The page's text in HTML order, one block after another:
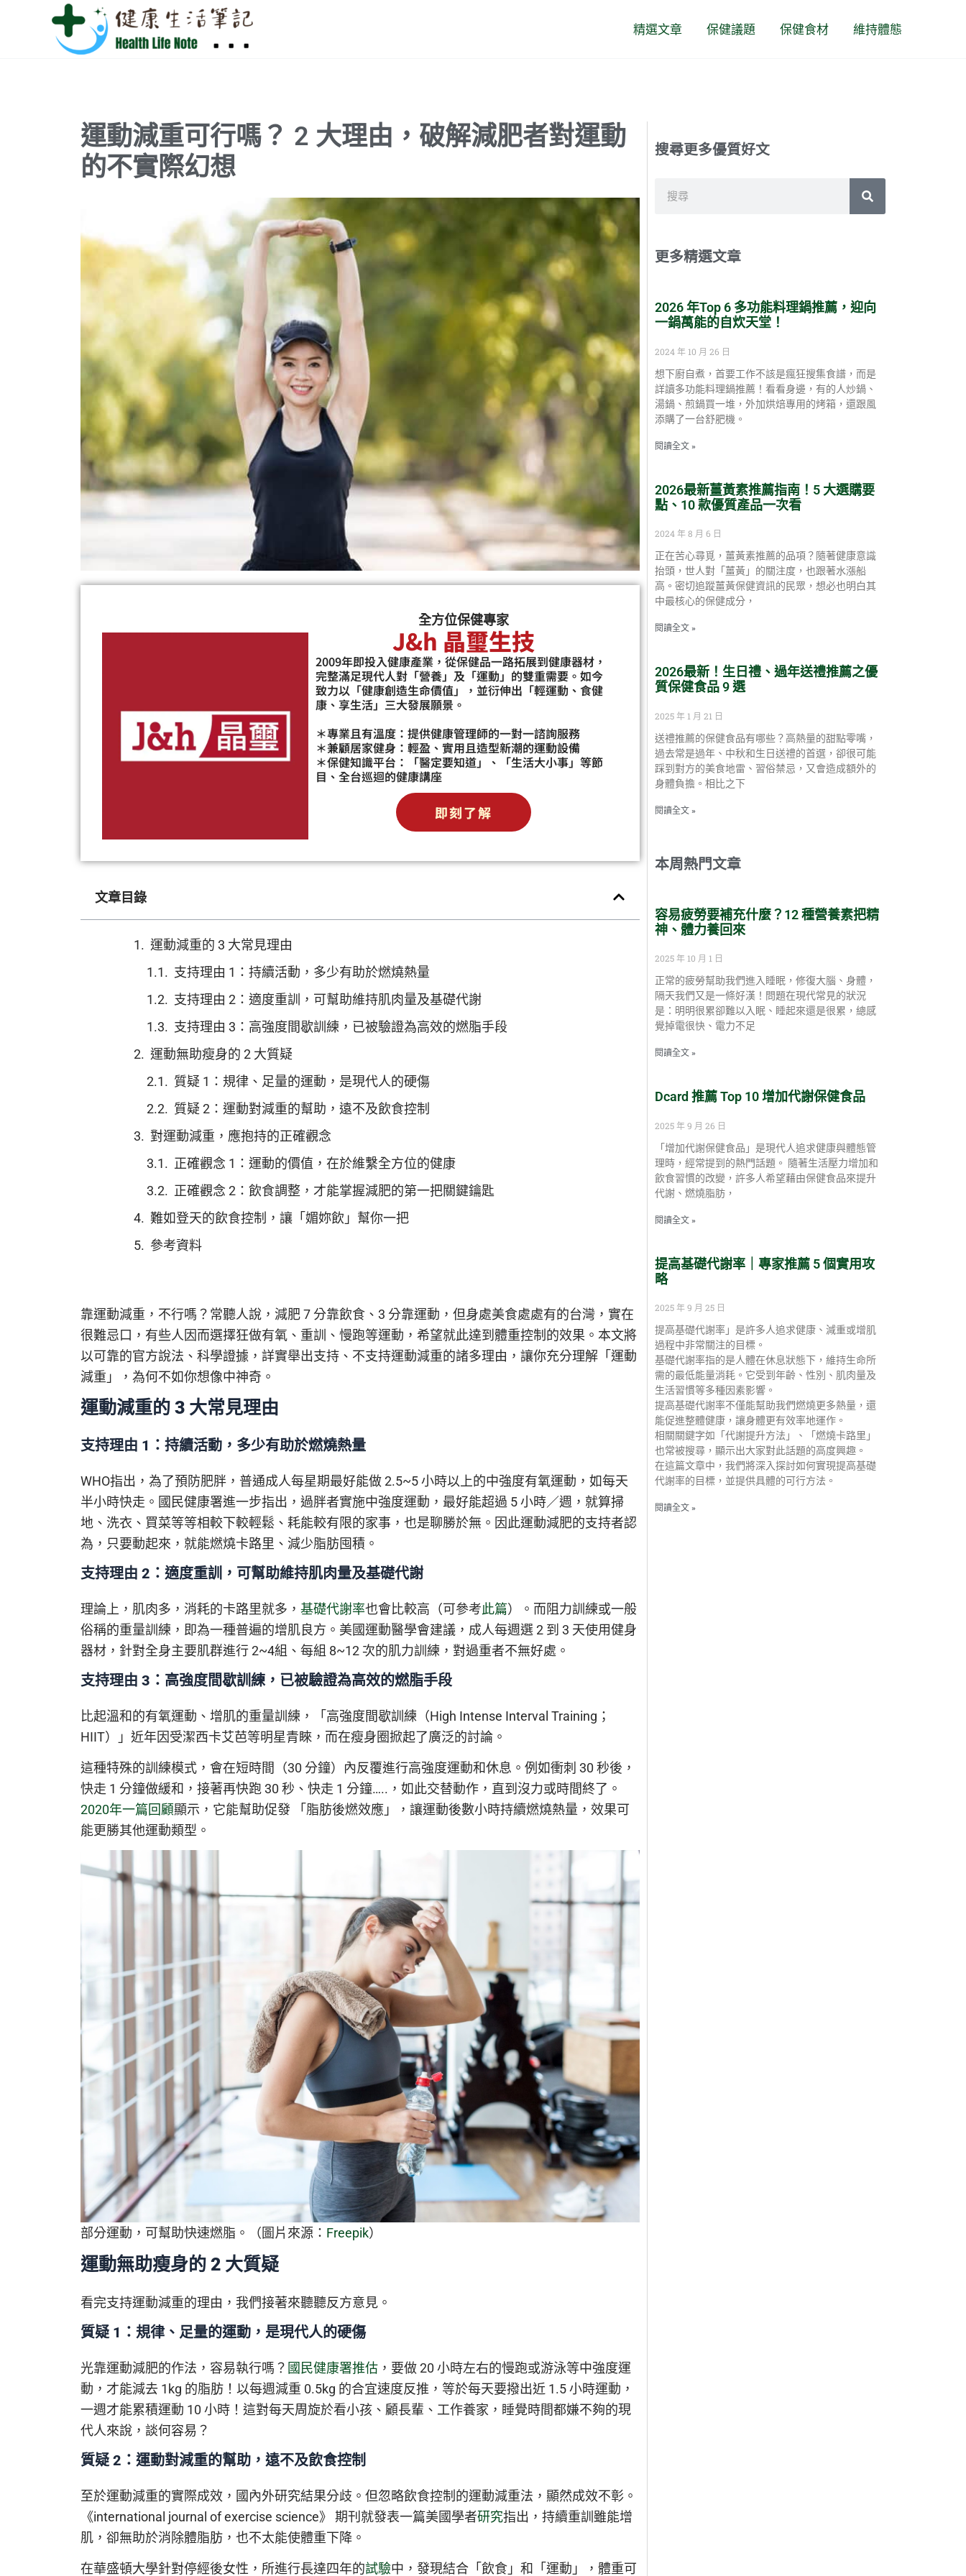
精選文章 保健議題 保健食材 維持體態
運動減重可行嗎？ 2 大理由，破解減肥者對運動
的不實際幻想
全方位保健專家
J&h 晶璽生技
2009年即投入健康產業，從保健品一路拓展到健康器材，
完整滿足現代人對「營養」及「運動」的雙重需要。如今
致力以「健康創造生命價值」，並衍伸出「輕運動、食健
康、享生活」三大發展願景。
＊專業且有溫度：提供健康管理師的一對一諮詢服務
＊兼顧居家健身：輕盈、實用且造型新潮的運動設備
＊保健知識平台：「醫定要知道」、「生活大小事」等節
目、全台巡迴的健康講座
即刻了解
文章目錄
運動減重的 3 大常見理由
支持理由 1：持續活動，多少有助於燃燒熱量
支持理由 2：適度重訓，可幫助維持肌肉量及基礎代謝
支持理由 3：高強度間歇訓練，已被驗證為高效的燃脂手段
運動無助瘦身的 2 大質疑
質疑 1：規律、足量的運動，是現代人的硬傷
質疑 2：運動對減重的幫助，遠不及飲食控制
對運動減重，應抱持的正確觀念
正確觀念 1：運動的價值，在於維繫全方位的健康
正確觀念 2：飲食調整，才能掌握減肥的第一把關鍵鑰匙
難如登天的飲食控制，讓「媚妳飲」幫你一把
參考資料
靠運動減重，不行嗎？常聽人說，減肥 7 分靠飲食、3 分靠運動，但身處美食處處有的台灣，實在
很難忌口，有些人因而選擇狂做有氧、重訓、慢跑等運動，希望就此達到體重控制的效果。本文將
以可靠的官方說法、科學證據，詳實舉出支持、不支持運動減重的諸多理由，讓你充分理解「運動
減重」，為何不如你想像中神奇。
運動減重的 3 大常見理由
支持理由 1：持續活動，多少有助於燃燒熱量
WHO指出，為了預防肥胖，普通成人每星期最好能做 2.5~5 小時以上的中強度有氧運動，如每天
半小時快走。國民健康署進一步指出，過胖者實施中強度運動，最好能超過 5 小時／週，就算掃
地、洗衣、買菜等等相較下較輕鬆、耗能較有限的家事，也是聊勝於無。因此運動減肥的支持者認
為，只要動起來，就能燃燒卡路里、減少脂肪囤積。
支持理由 2：適度重訓，可幫助維持肌肉量及基礎代謝
理論上，肌肉多，消耗的卡路里就多， 基礎代謝率也會比較高（可參考此篇）。而阻力訓練或一般
俗稱的重量訓練，即為一種普遍的增肌良方。美國運動醫學會建議，成人每週選 2 到 3 天使用健身
器材，針對全身主要肌群進行 2~4組、每組 8~12 次的肌力訓練，對過重者不無好處。
支持理由 3：高強度間歇訓練，已被驗證為高效的燃脂手段
比起溫和的有氧運動、增肌的重量訓練，「高強度間歇訓練（High Intense Interval Training；
HIIT）」近年因受潔西卡艾芭等明星青睞，而在瘦身圈掀起了廣泛的討論。
這種特殊的訓練模式，會在短時間（30 分鐘）內反覆進行高強度運動和休息。例如衝刺 30 秒後，
快走 1 分鐘做緩和，接著再快跑 30 秒、快走 1 分鐘…..，如此交替動作，直到沒力或時間終了。
2020年一篇回顧顯示，它能幫助促發 「脂肪後燃效應」，讓運動後數小時持續燃燒熱量，效果可
能更勝其他運動類型。
部分運動，可幫助快速燃脂。（圖片來源： Freepik）
運動無助瘦身的 2 大質疑
看完支持運動減重的理由，我們接著來聽聽反方意見。
質疑 1：規律、足量的運動，是現代人的硬傷
光靠運動減肥的作法，容易執行嗎？ 國民健康署推估 ，要做 20 小時左右的慢跑或游泳等中強度運
動，才能減去 1kg 的脂肪！以每週減重 0.5kg 的合宜速度反推，等於每天要撥出近 1.5 小時運動，
一週才能累積運動 10 小時！這對每天周旋於看小孩、顧長輩、工作養家，睡覺時間都嫌不夠的現
代人來說，談何容易？
質疑 2：運動對減重的幫助，遠不及飲食控制
至於運動減重的實際成效，國內外研究結果分歧。但忽略飲食控制的運動減重法，顯然成效不彰。
《international journal of exercise science》 期刊就發表一篇美國學者研究指出，持續重訓雖能增
肌，卻無助於消除體脂肪，也不太能使體重下降。
在華盛頓大學針對停經後女性，所進行長達四年的試驗中，發現結合「飲食」和「運動」，體重可
搜尋更多優質好文
更多精選文章
2026 年Top 6 多功能料理鍋推薦，迎向
一鍋萬能的自炊天堂！
2024 年 10 月 26 日
想下廚自煮，首要工作不該是瘋狂搜集食譜，而是
詳讀多功能料理鍋推薦！看看身邊，有的人炒鍋、
湯鍋、煎鍋買一堆，外加烘焙專用的烤箱，還跟風
添購了一台舒肥機。
閱讀全文 »
2026最新薑黃素推薦指南！5 大選購要
點、10 款優質產品一次看
2024 年 8 月 6 日
正在苦心尋覓，薑黃素推薦的品項？隨著健康意識
抬頭，世人對「薑黃」的關注度，也跟著水漲船
高。密切追蹤薑黃保健資訊的民眾，想必也明白其
中最核心的保健成分，
閱讀全文 »
2026最新！生日禮、過年送禮推薦之優
質保健食品 9 選
2025 年 1 月 21 日
送禮推薦的保健食品有哪些？高熱量的甜點零嘴，
過去常是過年、中秋和生日送禮的首選，卻很可能
踩到對方的美食地雷、習俗禁忌，又會造成額外的
身體負擔。相比之下
閱讀全文 »
本周熱門文章
容易疲勞要補充什麼？12 種營養素把精
神、體力養回來
2025 年 10 月 1 日
正常的疲勞幫助我們進入睡眠，修復大腦、身體，
隔天我們又是一條好漢！問題在現代常見的狀況
是：明明很累卻難以入眠、睡起來還是很累，總感
覺掉電很快、電力不足
閱讀全文 »
Dcard 推薦 Top 10 增加代謝保健食品
2025 年 9 月 26 日
「增加代謝保健食品」是現代人追求健康與體態管
理時，經常提到的熱門話題。 隨著生活壓力增加和
飲食習慣的改變，許多人希望藉由保健食品來提升
代謝、燃燒脂肪，
閱讀全文 »
提高基礎代謝率｜專家推薦 5 個實用攻
略
2025 年 9 月 25 日
提高基礎代謝率」是許多人追求健康、減重或增肌
過程中非常關注的目標。
基礎代謝率指的是人體在休息狀態下，維持生命所
需的最低能量消耗。它受到年齡、性別、肌肉量及
生活習慣等多種因素影響。
提高基礎代謝率不僅能幫助我們燃燒更多熱量，還
能促進整體健康，讓身體更有效率地運作。
相關關鍵字如「代謝提升方法」、「燃燒卡路里」
也常被搜尋，顯示出大家對此話題的高度興趣。
在這篇文章中，我們將深入探討如何實現提高基礎
代謝率的目標，並提供具體的可行方法。
閱讀全文 »